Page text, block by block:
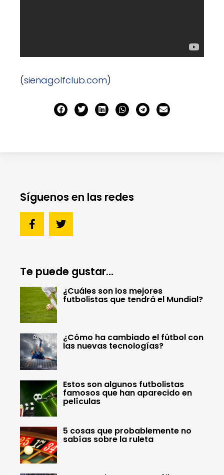
(sienagolfclub.com)
Síguenos en las redes
Te puede gustar...
¿Cuáles son los mejores
futbolistas que tendrá el Mundial?
¿Cómo ha cambiado el fútbol con
las nuevas tecnologías?
Estos son algunos futbolistas
famosos que han aparecido en
películas
5 cosas que probablemente no
sabías sobre la ruleta